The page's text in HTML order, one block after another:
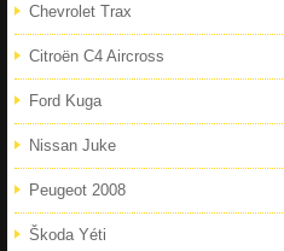
Chevrolet Trax
Citroën C4 Aircross
Ford Kuga
Nissan Juke
Peugeot 2008
Škoda Yéti